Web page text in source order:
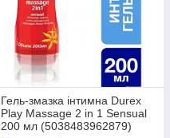
Гель-змазка інтимна Durex
Play Massage 2 in 1 Sensual
200 мл (5038483962879)